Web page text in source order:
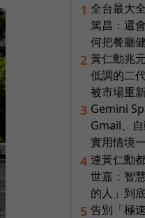
1 全台最大
篤昌：還
何把餐廳
2 黃仁勳兆
低調的二
被市場重
3 Gemini
Gmail、
實用情境
4 連黃仁勳
世嘉：智
的人」到
5 告別「極